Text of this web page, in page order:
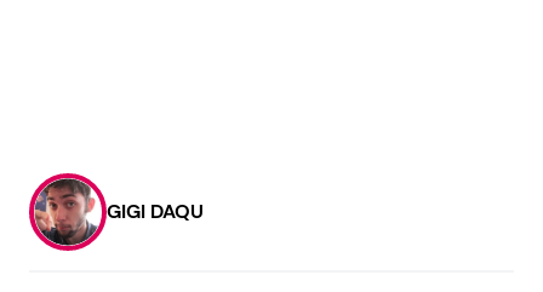
GIGI DAQU